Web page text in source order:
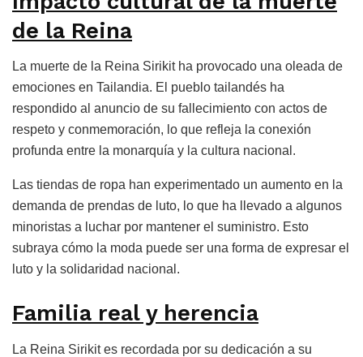
de la Reina
La muerte de la Reina Sirikit ha provocado una oleada de
emociones en Tailandia. El pueblo tailandés ha
respondido al anuncio de su fallecimiento con actos de
respeto y conmemoración, lo que refleja la conexión
profunda entre la monarquía y la cultura nacional.
Las tiendas de ropa han experimentado un aumento en la
demanda de prendas de luto, lo que ha llevado a algunos
minoristas a luchar por mantener el suministro. Esto
subraya cómo la moda puede ser una forma de expresar el
luto y la solidaridad nacional.
Familia real y herencia
La Reina Sirikit es recordada por su dedicación a su